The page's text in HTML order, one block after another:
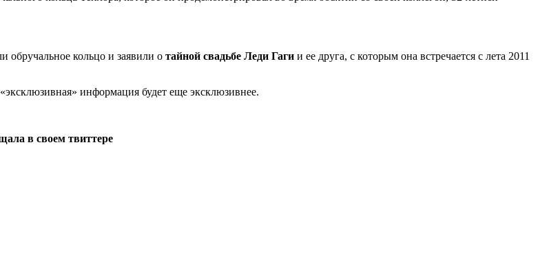
обручальное кольцо и заявили о тайной свадьбе Леди Гаги и ее друга, с которым она встречается с лета 2011
информация будет еще эксклюзивнее.
в своем твиттере